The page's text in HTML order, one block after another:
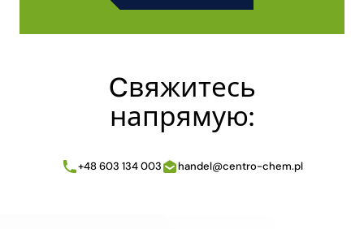
Cвяжитесь
напрямую:
+48 603 134 003 handel@centro-chem.pl